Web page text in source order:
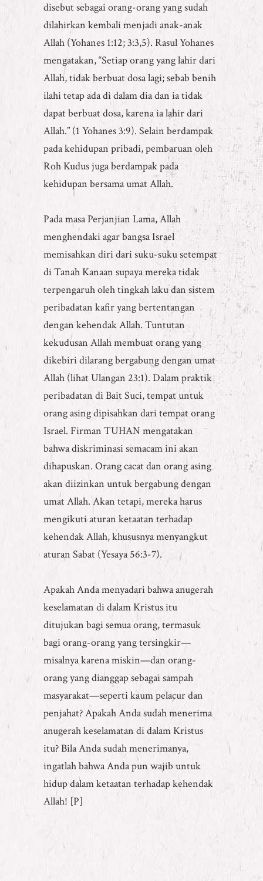
disebut sebagai orang-orang yang sudah
dilahirkan kembali menjadi anak-anak
Allah (Yohanes 1:12; 3:3,5). Rasul Yohanes
mengatakan, “Setiap orang yang lahir dari
Allah, tidak berbuat dosa lagi; sebab benih
ilahi tetap ada di dalam dia dan ia tidak
dapat berbuat dosa, karena ia lahir dari
Allah.” (1 Yohanes 3:9). Selain berdampak
pada kehidupan pribadi, pembaruan oleh
Roh Kudus juga berdampak pada
kehidupan bersama umat Allah.
Pada masa Perjanjian Lama, Allah
menghendaki agar bangsa Israel
memisahkan diri dari suku-suku setempat
di Tanah Kanaan supaya mereka tidak
terpengaruh oleh tingkah laku dan sistem
peribadatan kafir yang bertentangan
dengan kehendak Allah. Tuntutan
kekudusan Allah membuat orang yang
dikebiri dilarang bergabung dengan umat
Allah (lihat Ulangan 23:1). Dalam praktik
peribadatan di Bait Suci, tempat untuk
orang asing dipisahkan dari tempat orang
Israel. Firman TUHAN mengatakan
bahwa diskriminasi semacam ini akan
dihapuskan. Orang cacat dan orang asing
akan diizinkan untuk bergabung dengan
umat Allah. Akan tetapi, mereka harus
mengikuti aturan ketaatan terhadap
kehendak Allah, khususnya menyangkut
aturan Sabat (Yesaya 56:3-7).
Apakah Anda menyadari bahwa anugerah
keselamatan di dalam Kristus itu
ditujukan bagi semua orang, termasuk
bagi orang-orang yang tersingkir—
misalnya karena miskin—dan orang-
orang yang dianggap sebagai sampah
masyarakat—seperti kaum pelacur dan
penjahat? Apakah Anda sudah menerima
anugerah keselamatan di dalam Kristus
itu? Bila Anda sudah menerimanya,
ingatlah bahwa Anda pun wajib untuk
hidup dalam ketaatan terhadap kehendak
Allah! [P]